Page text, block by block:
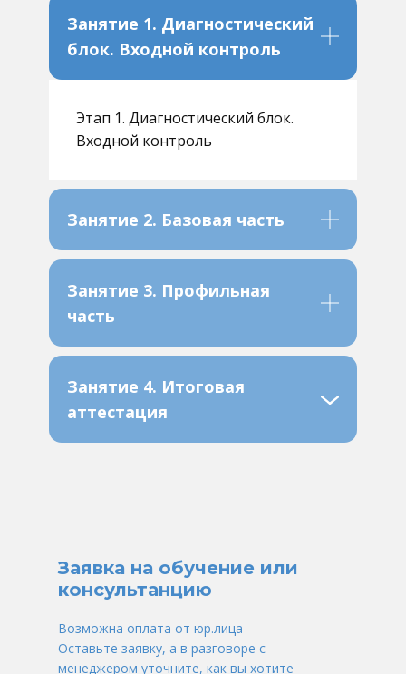
Занятие 1. Диагностический
блок. Входной контроль
Этап 1. Диагностический блок.
Входной контроль
Занятие 2. Базовая часть
Занятие 3. Профильная
часть
Занятие 4. Итоговая
аттестация
Заявка на обучение или
консультанцию
Возможна оплата от юр.лица
Оставьте заявку, а в разговоре с
менеджером уточните, как вы хотите